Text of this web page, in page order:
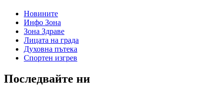
Новините
Инфо Зона
Зона Здраве
Лицата на града
Духовна пътека
Спортен изгрев
Последвайте ни